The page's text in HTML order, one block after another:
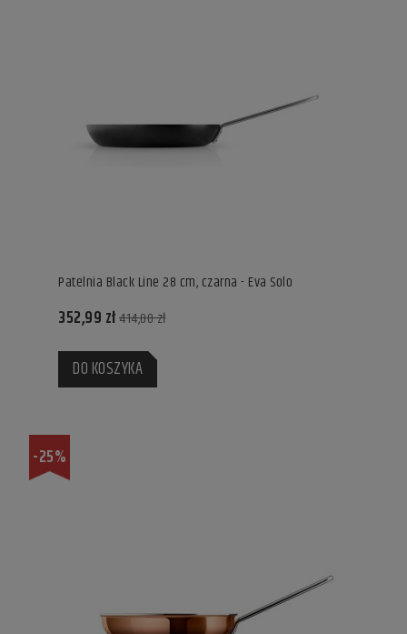
Patelnia Black Line 28 cm, czarna - Eva Solo
352,99 zł414,00 zł
DO KOSZYKA
-25%